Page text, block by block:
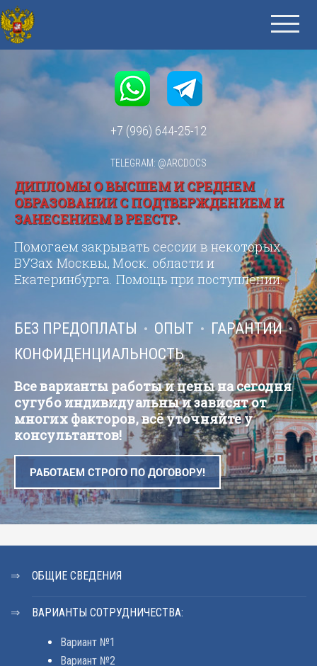
+7 (996) 644-25-12
TELEGRAM: @ARCDOCS
ДИПЛОМЫ О ВЫСШЕМ И СРЕДНЕМ
ОБРАЗОВАНИИ С ПОДТВЕРЖДЕНИЕМ И
ЗАНЕСЕНИЕМ В РЕЕСТР.
Помогаем закрывать сессии в некоторых
ВУЗах Москвы, Моск. области и
Екатеринбурга. Помощь при поступлении.
БЕЗ ПРЕДОПЛАТЫ ОПЫТ
ГАРАНТИИ
КОНФИДЕНЦИАЛЬНОСТЬ
Все варианты работы и цены на сегодня
сугубо индивидуальны и зависят от
многих факторов, всё уточняйте у
консультантов!
РАБОТАЕМ СТРОГО ПО ДОГОВОРУ!
ОБЩИЕ СВЕДЕНИЯ
ВАРИАНТЫ СОТРУДНИЧЕСТВА:
Вариант №1
Вариант №2